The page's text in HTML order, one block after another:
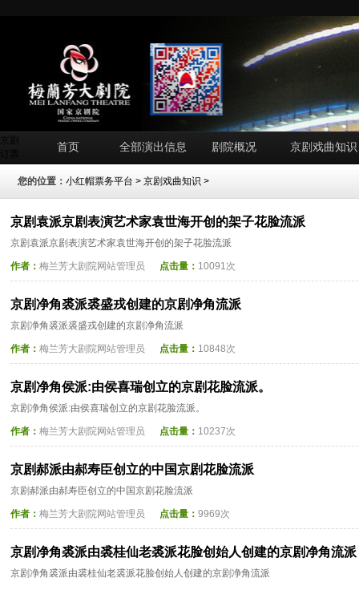
首页 全部演出信息 剧院概况 京剧戏曲知识
您的位置： 小红帽票务平台 > 京剧戏曲知识 >
京剧袁派京剧表演艺术家袁世海开创的架子花脸流派
京剧袁派京剧表演艺术家袁世海开创的架子花脸流派
作者： 梅兰芳大剧院网站管理员 点击量： 10091次
京剧净角裘派裘盛戎创建的京剧净角流派
京剧净角裘派裘盛戎创建的京剧净角流派
作者： 梅兰芳大剧院网站管理员 点击量： 10848次
京剧净角侯派:由侯喜瑞创立的京剧花脸流派。
京剧净角侯派:由侯喜瑞创立的京剧花脸流派。
作者： 梅兰芳大剧院网站管理员 点击量： 10237次
京剧郝派由郝寿臣创立的中国京剧花脸流派
京剧郝派由郝寿臣创立的中国京剧花脸流派
作者： 梅兰芳大剧院网站管理员 点击量： 9969次
京剧净角裘派由裘桂仙老裘派花脸创始人创建的京剧净角流派
京剧净角裘派由裘桂仙老裘派花脸创始人创建的京剧净角流派